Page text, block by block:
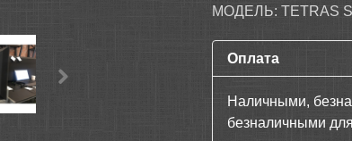
МОДЕЛЬ: TETRAS
Оплата
Наличными,
безналичными